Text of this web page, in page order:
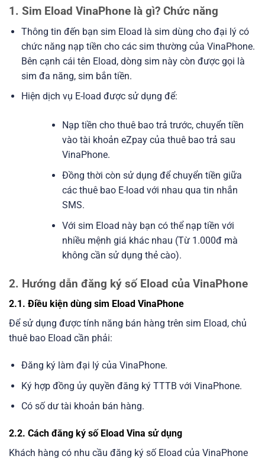
1. Sim Eload VinaPhone là gì? Chức năng
Thông tin đến bạn sim Eload là sim dùng cho đại lý có
chức năng nạp tiền cho các sim thường của VinaPhone.
Bên cạnh cái tên Eload, dòng sim này còn được gọi là
sim đa năng, sim bắn tiền.
Hiện dịch vụ E-load được sử dụng để:
Nạp tiền cho thuê bao trả trước, chuyển tiền
vào tài khoản eZpay của thuê bao trả sau
VinaPhone.
Đồng thời còn sử dụng để chuyển tiền giữa
các thuê bao E-load với nhau qua tin nhắn
SMS.
Với sim Eload này bạn có thể nạp tiền với
nhiều mệnh giá khác nhau (Từ 1.000đ mà
không cần sử dụng thẻ cào).
2. Hướng dẫn đăng ký số Eload của VinaPhone
2.1. Điều kiện dùng sim Eload VinaPhone
Để sử dụng được tính năng bán hàng trên sim Eload, chủ
thuê bao Eload cần phải:
Đăng ký làm đại lý của VinaPhone.
Ký hợp đồng ủy quyền đăng ký TTTB với VinaPhone.
Có số dư tài khoản bán hàng.
2.2. Cách đăng ký số Eload Vina sử dụng
Khách hàng có nhu cầu đăng ký số Eload của VinaPhone